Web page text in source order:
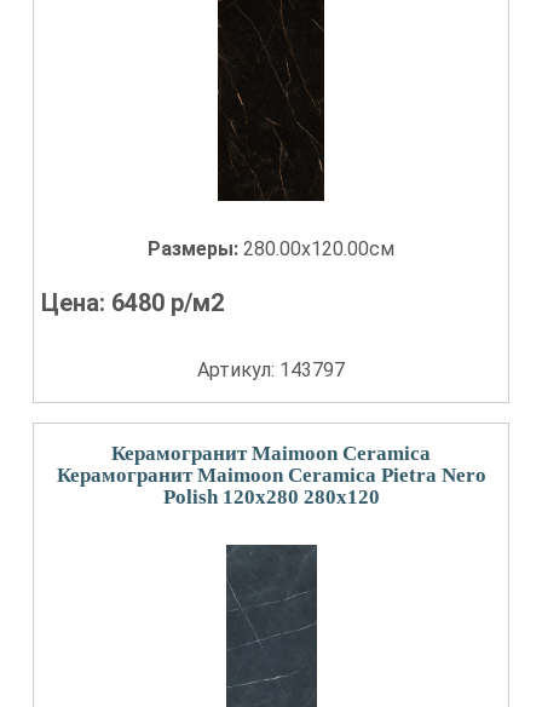
Размеры: 280.00x120.00см
Цена: 6480 р/м2
Артикул: 143797
Керамогранит Maimoon Ceramica
Керамогранит Maimoon Ceramica Pietra Nero
Polish 120x280 280x120